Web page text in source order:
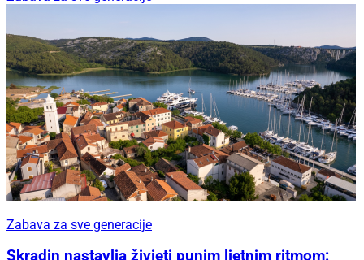
Zabava za sve generacije
Skradin nastavlja živjeti punim ljetnim ritmom: